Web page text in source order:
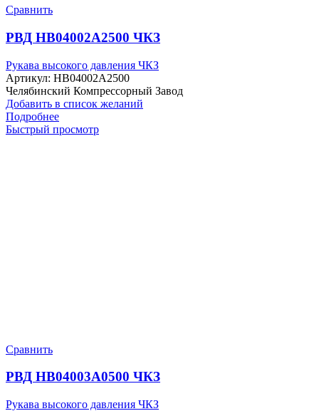
Сравнить
РВД HB04002A2500 ЧКЗ
Рукава высокого давления ЧКЗ
Артикул: HB04002A2500
Челябинский Компрессорный Завод
Добавить в список желаний
Подробнее
Быстрый просмотр
Сравнить
РВД HB04003A0500 ЧКЗ
Рукава высокого давления ЧКЗ